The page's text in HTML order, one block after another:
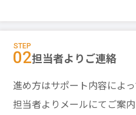
STEP
02担当者よりご連絡
進め方はサポート内容によっ
担当者よりメールにてご案